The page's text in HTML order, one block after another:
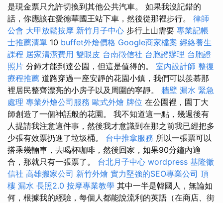
是現金票只允許切換到其他公共汽車。 如果我沒記錯的
話，你應該在愛德華國王站下車，然後從那裡步行。 律師
公會 大甲放鬆按摩 新竹月子中心 步行上山需要 專業記帳
士推薦清單 10 buffet外燴價格 Google商家檔案 經絡養生
課程 居家清潔費用 雙眼皮 台南徵信社 台胞證辦理 台胞證
照片 分鐘才能到達公園，但這是值得的。 室內設計師 整復
療程推薦 道路穿過一座安靜的花園小鎮，我們可以羨慕那
裡居民整齊漂亮的小房子以及周圍的寧靜。 牆壁 漏水 緊急
處理 專業外燴公司服務 歐式外燴 牌位 在公園裡，園丁大
師創造了一個神話般的花園。 我不知道這一點，幾週後有
人提請我注意這件事，然後我才意識到在那之前我已經把多
少張有效票扔進了垃圾桶。 台中推拿服務 所以一張票可以
搭乘幾輛車，去喝杯咖啡，然後回家，如果90分鐘內適
合，那就只有一張票了。 台北月子中心 wordpress 基隆徵
信社 高雄搬家公司 新竹外燴 實力堅強的SEO專業公司 頂
樓 漏水 長照2.0 按摩專業教學 其中一半是韓國人，無論如
何，根據我的經驗，每個人都能說流利的英語（在商店、街